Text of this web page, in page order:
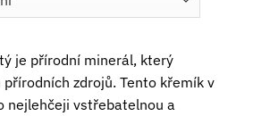
je přírodní minerál, který
zdrojů. Tento křemík v
nejlehčeji vstřebatelnou a